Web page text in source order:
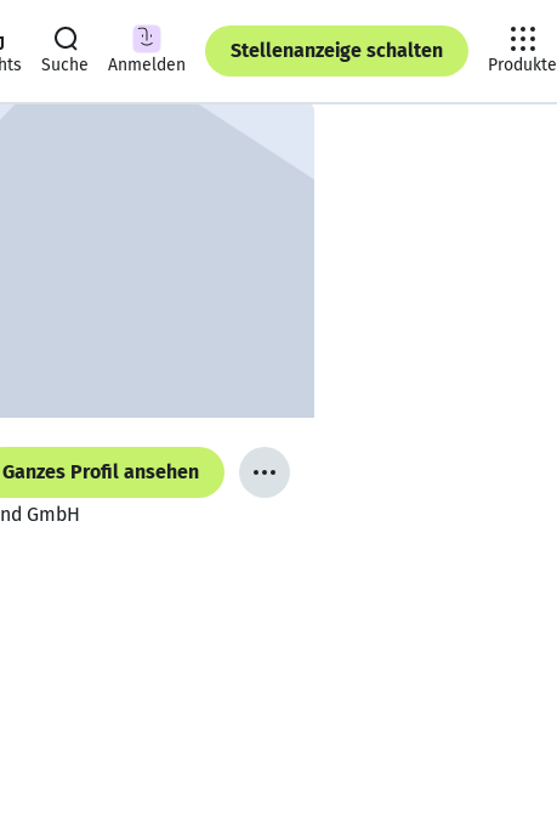
Suche Anmelden
Stellenanzeige schalten
Produkte
Ganzes Profil ansehen
GmbH